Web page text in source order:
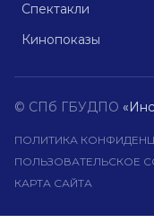
Спектакли
Кинопоказы
© СПб ГБУДПО
ПОЛИТИКА
ПОЛЬЗОВАТЕЛЬСКОЕ
КАРТА САЙТА